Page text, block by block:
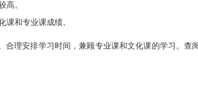
高。
课和专业课成绩。
理安排学习时间，兼顾专业课和文化课的学习。查